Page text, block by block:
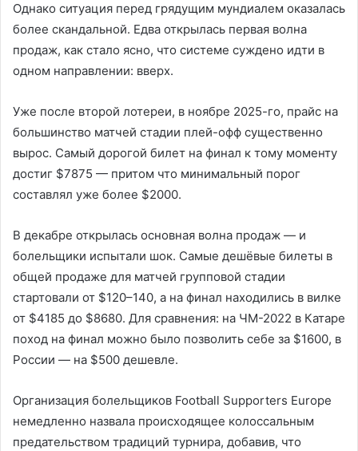
Однако ситуация перед грядущим мундиалем оказалась
более скандальной. Едва открылась первая волна
продаж, как стало ясно, что системе суждено идти в
одном направлении: вверх.
Уже после второй лотереи, в ноябре 2025-го, прайс на
большинство матчей стадии плей-офф существенно
вырос. Самый дорогой билет на финал к тому моменту
достиг $7875 — притом что минимальный порог
составлял уже более $2000.
В декабре открылась основная волна продаж — и
болельщики испытали шок. Самые дешёвые билеты в
общей продаже для матчей групповой стадии
стартовали от $120–140, а на финал находились в вилке
от $4185 до $8680. Для сравнения: на ЧМ-2022 в Катаре
поход на финал можно было позволить себе за $1600, в
России — на $500 дешевле.
Организация болельщиков Football Supporters Europe
немедленно назвала происходящее колоссальным
предательством традиций турнира, добавив, что